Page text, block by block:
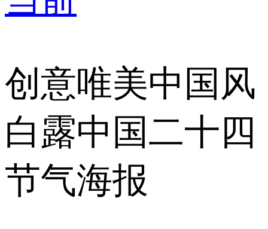
创意唯美中国风
白露中国二十四
节气海报